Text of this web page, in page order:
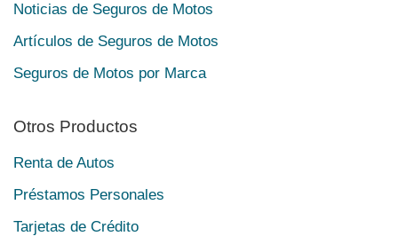
Noticias de Seguros de Motos
Artículos de Seguros de Motos
Seguros de Motos por Marca
Otros Productos
Renta de Autos
Préstamos Personales
Tarjetas de Crédito